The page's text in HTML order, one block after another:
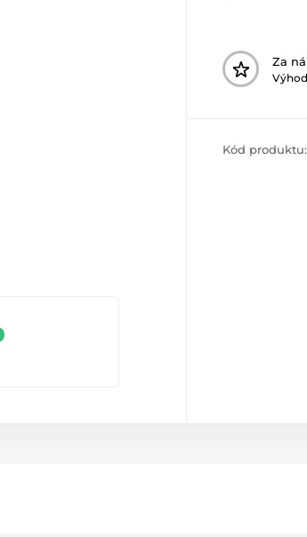
Za
Kód produktu: